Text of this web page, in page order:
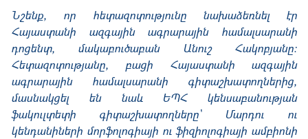
Նշենք, որ հետազոտությունը նախաձեռնել էր
Հայաստանի ազգային ագրարային համալսարանի
դոցենտ, մակաբուծաբան Անուշ Հակոբյանը:
Հետազոտությանը, բացի Հայաստանի ազգային
ագրարային համալսարանի գիտաշխատողներից,
մասնակցել են նաև ԵՊՀ կենսաբանության
ֆակուլտետի գիտաշխատողները՝ Մարդու ու
կենդանիների մորֆոլոգիայի ու ֆիզիոլոգիայի ամբիոնի